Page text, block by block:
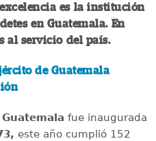
es la institución
en Guatemala. En
al servicio del país.
de Guatemala
fue inaugurada
este año cumplió 152